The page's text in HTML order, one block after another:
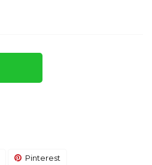
Pinterest